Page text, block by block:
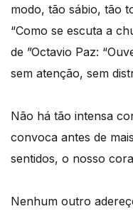
modo, tão sábio, tão
“Como se escuta a
de ”Octavio Paz:
sem atenção, sem
Não há tão intensa
convoca antes de
sentidos, o nosso
Nenhum outro